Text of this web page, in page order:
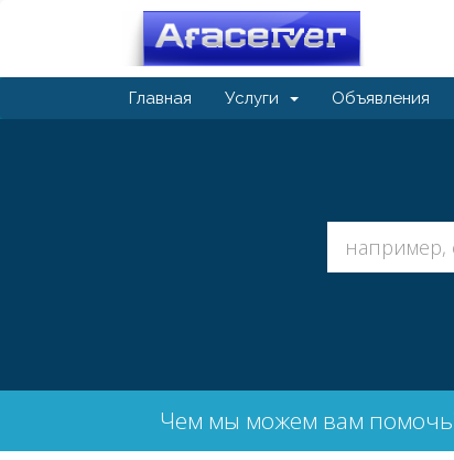
Главная Услуги Объявления
Чем мы можем вам